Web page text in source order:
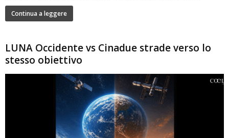
Continua a leggere
LUNA Occidente vs Cinadue strade verso lo
stesso obiettivo